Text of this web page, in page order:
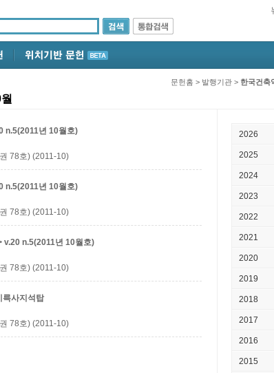
문헌홈 > 발행기관 > 한국건축
n.5(2011년 10월호)
78호) (2011-10)
n.5(2011년 10월호)
78호) (2011-10)
v.20 n.5(2011년 10월호)
78호) (2011-10)
륵사지석탑
78호) (2011-10)
2026
2025
2024
2023
2022
2021
2020
2019
2018
2017
2016
2015